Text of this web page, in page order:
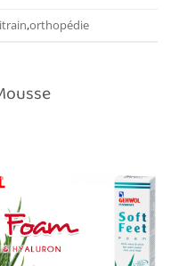
,orthopédie